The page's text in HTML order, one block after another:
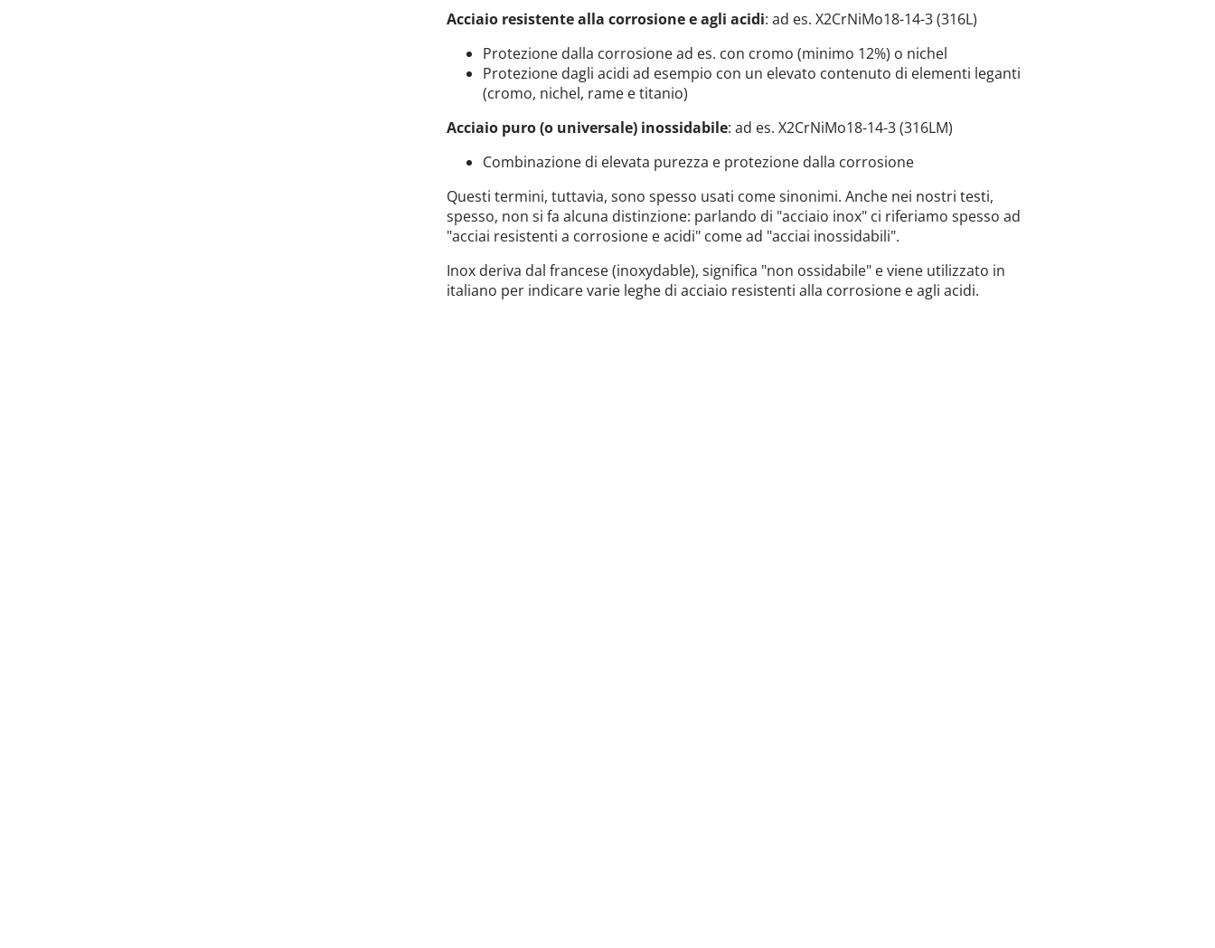
Acciaio resistente alla corrosione e agli acidi: ad es. X2CrNiMo18-14-3 (316L)
Protezione dalla corrosione ad es. con cromo (minimo 12%) o nichel
Protezione dagli acidi ad esempio con un elevato contenuto di elementi leganti
(cromo, nichel, rame e titanio)
Acciaio puro (o universale) inossidabile: ad es. X2CrNiMo18-14-3 (316LM)
Combinazione di elevata purezza e protezione dalla corrosione
Questi termini, tuttavia, sono spesso usati come sinonimi. Anche nei nostri testi,
spesso, non si fa alcuna distinzione: parlando di "acciaio inox" ci riferiamo spesso ad
"acciai resistenti a corrosione e acidi" come ad "acciai inossidabili".
Inox deriva dal francese (inoxydable), significa "non ossidabile" e viene utilizzato in
italiano per indicare varie leghe di acciaio resistenti alla corrosione e agli acidi.